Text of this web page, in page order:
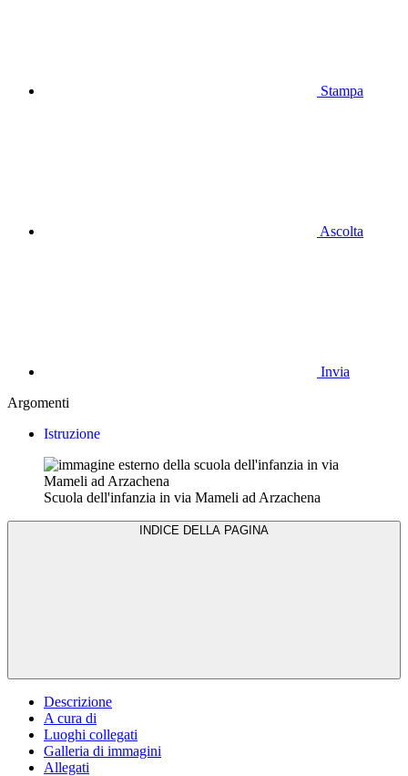
Stampa
Ascolta
Invia
Argomenti
Istruzione
Scuola dell'infanzia in via Mameli ad Arzachena
Descrizione
A cura di
Luoghi collegati
Galleria di immagini
Allegati